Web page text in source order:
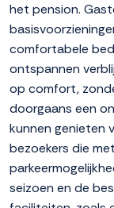
het pension.
comfortabele
ontspannen
op comfort,
doorgaans een
kunnen genieten
bezoekers die
seizoen en de